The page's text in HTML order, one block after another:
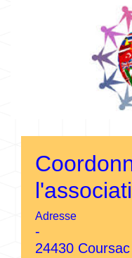
Adresse
-
24430 Coursac